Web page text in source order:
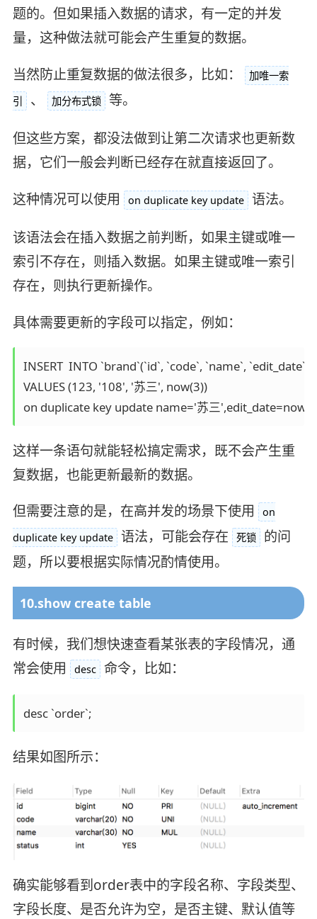
题的。但如果插入数据的请求，有一定的并发
量，这种做法就可能会产生重复的数据。
当然防止重复数据的做法很多，比如：
加唯一索
引
、 加分布式锁 等。
但这些方案，都没法做到让第二次请求也更新数
据，它们一般会判断已经存在就直接返回了。
这种情况可以使用
on duplicate key update 语法。
该语法会在插入数据之前判断，如果主键或唯一
索引不存在，则插入数据。如果主键或唯一索引
存在，则执行更新操作。
具体需要更新的字段可以指定，例如：
INSERT  INTO `brand`(`id`, `code`, `name`, `edit_date`)
VALUES (123, '108', '苏三', now(3))
on duplicate key update name='苏三
这样一条语句就能轻松搞定需求，既不会产生重
复数据，也能更新最新的数据。
但需要注意的是，在高并发的场景下使用
on
duplicate key update 语法，可能会存在 死锁
的问
题，所以要根据实际情况酌情使用。
10.show create table
有时候，我们想快速查看某张表的字段情况，通
常会使用
desc 命令，比如：
desc `order`;
结果如图所示：
确实能够看到order表中的字段名称、字段类型、
字段长度、是否允许为空，是否主键、默认值等